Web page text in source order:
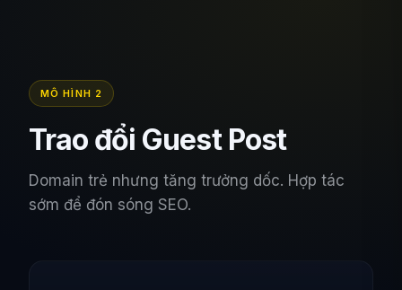
MÔ HÌNH 2
Trao đổi Guest Post
Domain trẻ nhưng tăng trưởng dốc. Hợp tác
sớm để đón sóng SEO.